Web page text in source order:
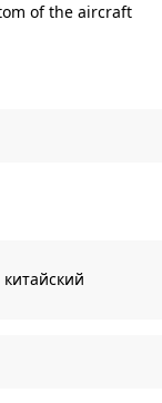
of the aircraft